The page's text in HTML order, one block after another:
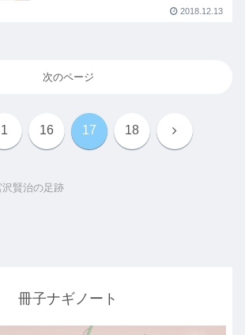
2018.12.13
次のページ
1 16 17 18 次
沢賢治の足跡
冊子ナギノート